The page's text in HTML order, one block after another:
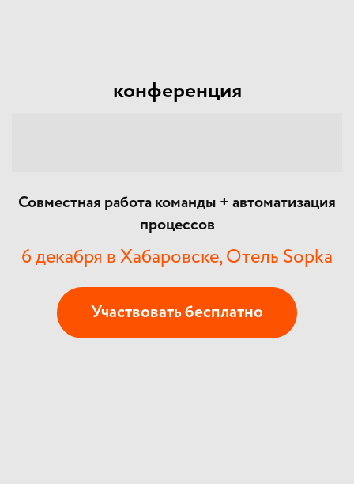
конференция
Совместная работа команды + автоматизация
процессов
6 декабря в Хабаровске, Отель Sopka
Участвовать бесплатно